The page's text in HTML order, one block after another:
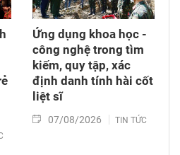
Ứng dụng khoa học -
công nghệ trong tìm
kiếm, quy tập, xác
định danh tính hài cốt
liệt sĩ
07/08/2026 TIN TỨC